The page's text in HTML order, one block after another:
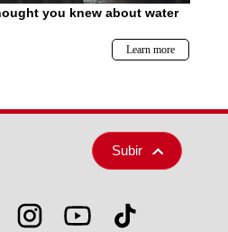
Subir